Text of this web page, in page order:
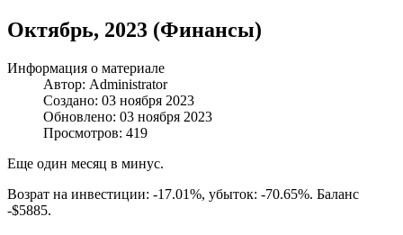
Октябрь, 2023 (Финансы)
Информация о материале
Автор: Administrator
Создано: 03 ноября 2023
Обновлено: 03 ноября 2023
Просмотров: 419
Еще один месяц в минус.
Возрат на инвестиции: -17.01%, убыток: -70.65%. Баланс
-$5885.